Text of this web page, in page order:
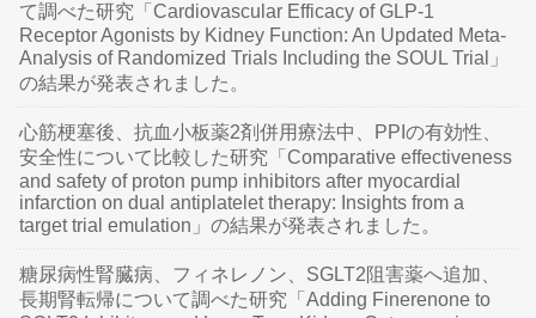
て調べた研究「Cardiovascular Efficacy of GLP-1
Receptor Agonists by Kidney Function: An Updated Meta-
Analysis of Randomized Trials Including the SOUL Trial」
の結果が発表されました。
心筋梗塞後、抗血小板薬2剤併用療法中、PPIの有効性、
安全性について比較した研究「Comparative effectiveness
and safety of proton pump inhibitors after myocardial
infarction on dual antiplatelet therapy: Insights from a
target trial emulation」の結果が発表されました。
糖尿病性腎臓病、フィネレノン、SGLT2阻害薬へ追加、
長期腎転帰について調べた研究「Adding Finerenone to